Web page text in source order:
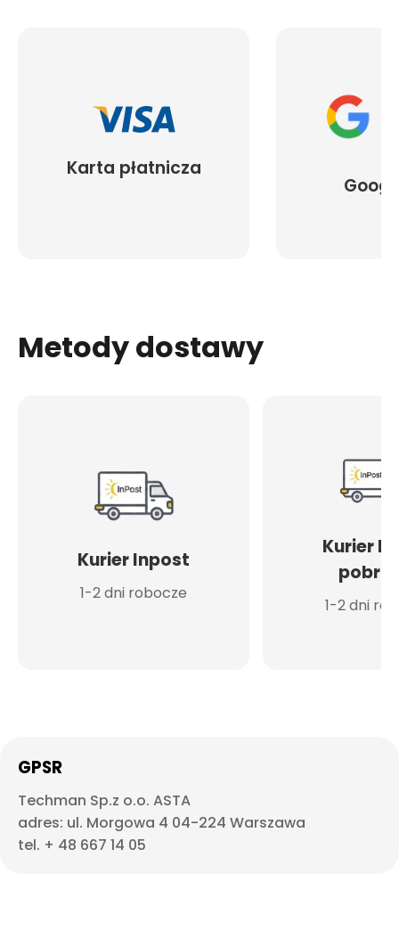
Karta płatnicza
Metody dostawy
Kurier Inpost
1-2 dni robocze
Kurier
1-2 dni
GPSR
Techman Sp.z o.o. ASTA
adres: ul. Morgowa 4 04-224 Warszawa
tel. + 48 667 14 05